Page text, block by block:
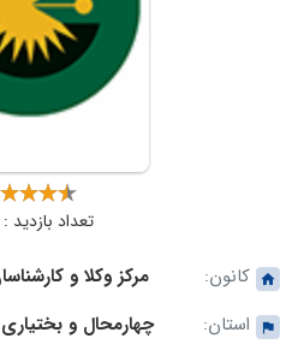
تعداد بازدید : 3781
کانون:
مرکز وکلا و
استان:
چهارمحال و بختیاری